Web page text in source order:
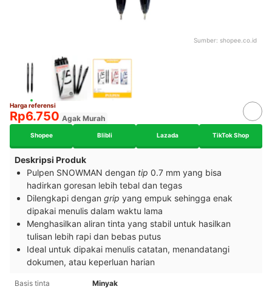
Sumber: shopee.co.id
Harga referensi
Rp6.750 Agak Murah
Shopee Blibli Lazada TikTok Shop
Deskripsi Produk
Pulpen SNOWMAN dengan tip 0.7 mm yang bisa
hadirkan goresan lebih tebal dan tegas
Dilengkapi dengan grip yang empuk sehingga enak
dipakai menulis dalam waktu lama
Menghasilkan aliran tinta yang stabil untuk hasilkan
tulisan lebih rapi dan bebas putus
Ideal untuk dipakai menulis catatan, menandatangi
dokumen, atau keperluan harian
Basis tinta Minyak